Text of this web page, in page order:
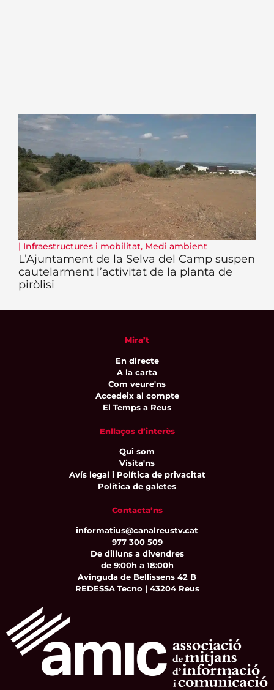
| Infraestructures i mobilitat, Medi ambient
L’Ajuntament de la Selva del Camp suspen
cautelarment l’activitat de la planta de
piròlisi
Mira’t
En directe
A la carta
Com veure'ns
Accedeix al compte
El Temps a Reus
Enllaços d’interès
Qui som
Visita'ns
Avís legal i Política de privacitat
Política de galetes
Contacta’ns
informatius@canalreustv.cat
977 300 509
De dilluns a divendres
de 9:00h a 18:00h
Avinguda de Bellissens 42 B
REDESSA Tecno | 43204 Reus